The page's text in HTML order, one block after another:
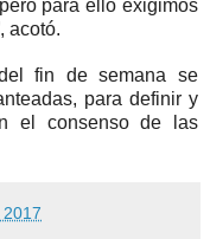
para ello exigimos
acotó.
fin de semana se
para definir y
el consenso de las